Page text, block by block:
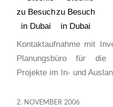
Kontaktaufnahme mit
Planungsbüro für die
Projekte im In- und
2. NOVEMBER 2006